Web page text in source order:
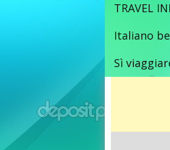
TRAVEL
Italiano
Sì